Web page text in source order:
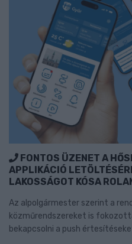
FONTOS ÜZENET A
APPLIKÁCIÓ
LAKOSSÁGOT KÓSA
Az alpolgármester szerint a
közműrendszereket is
bekapcsolni a push